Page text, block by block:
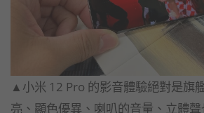
▲小米 12 Pro 的影音體驗絕對是旗
亮、顯色優異、喇叭的音量、立體